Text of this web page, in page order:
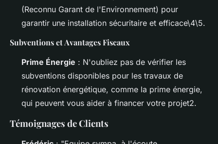
(Reconnu Garant de l'Environnement) pour
garantir une installation sécuritaire et efficace\4\5.
Subventions et Avantages Fiscaux
Prime Énergie : N'oubliez pas de vérifier les
subventions disponibles pour les travaux de
rénovation énergétique, comme la prime énergie,
qui peuvent vous aider à financer votre projet2.
Témoignages de Clients